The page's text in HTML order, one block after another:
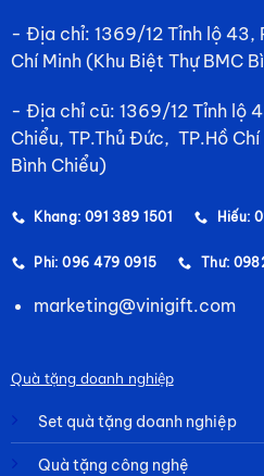
- Địa chỉ: 1369/12 Tỉnh lộ 43,
Chí Minh (Khu Biệt Thự BMC
- Địa chỉ cũ: 1369/12 Tỉnh lộ
Chiểu, TP.Thủ Đức, TP.Hồ
Bình Chiểu)
Khang: 091 389 1501 Hiếu:
Phi: 096 479 0915 Thư:
marketing@vinigift.com
Quà tặng doanh nghiệp
Set quà tặng doanh nghiệp
Quà tặng công nghệ